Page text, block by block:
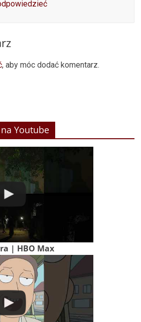
, aby móc dodać komentarz.
Youtube
| HBO Max